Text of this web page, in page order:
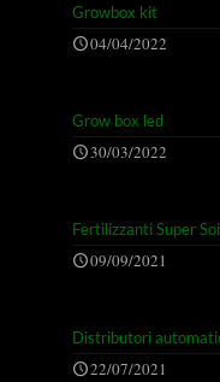
Growbox kit
04/04/2022
Grow box led
30/03/2022
Fertilizzanti Super
09/09/2021
Distributori
22/07/2021